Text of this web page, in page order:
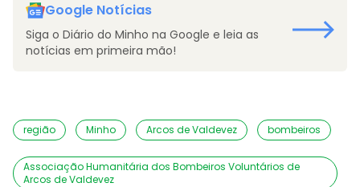
Google Notícias
Siga o Diário do Minho na Google e leia as
notícias em primeira mão!
região Minho Arcos de Valdevez bombeiros
Associação Humanitária dos Bombeiros Voluntários de
Arcos de Valdevez